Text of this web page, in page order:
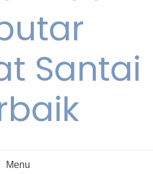
Santai
Menu